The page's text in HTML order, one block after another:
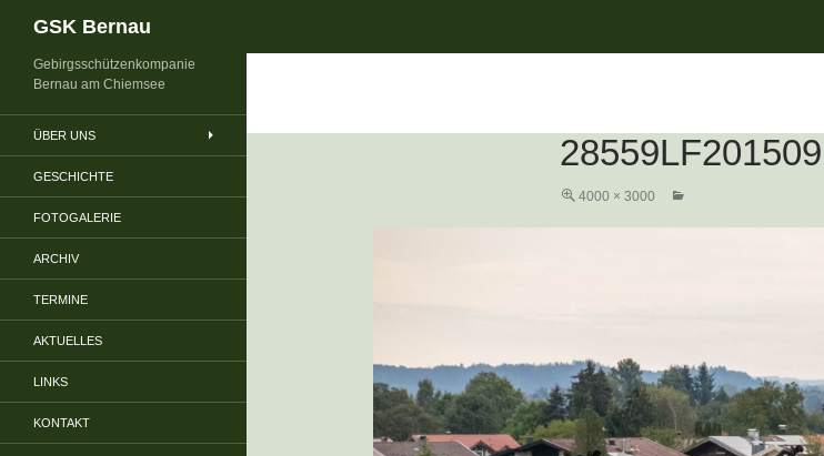
GSK Bernau
4000 × 3000
Gebirgsschützenkompanie
Bernau am Chiemsee
ÜBER UNS
GESCHICHTE
FOTOGALERIE
ARCHIV
TERMINE
AKTUELLES
LINKS
KONTAKT